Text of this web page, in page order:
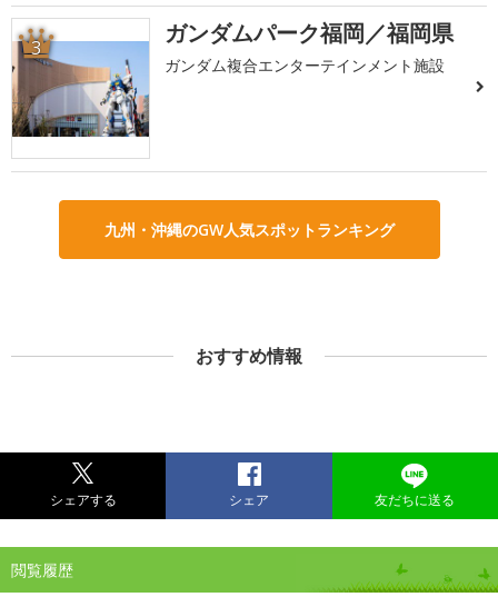
3 ガンダムパーク福岡／福岡県
ガンダム複合エンターテインメント施設
九州・沖縄のGW人気スポットランキング
おすすめ情報
シェアする シェア 友だちに送る
閲覧履歴